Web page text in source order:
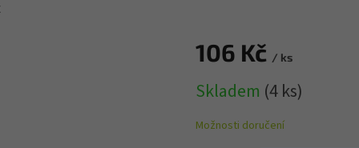
106 Kč / ks
cena:
Skladem (4 ks)
Možnosti doručení